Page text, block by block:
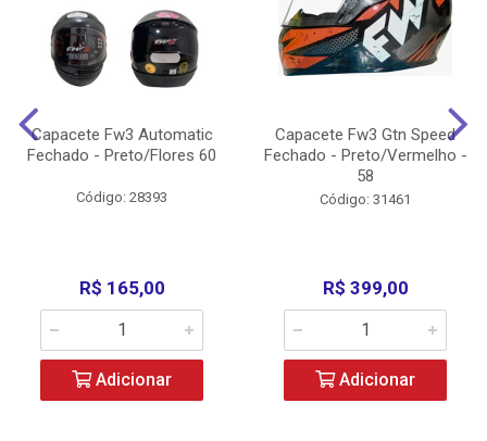
Capacete Fw3 Automatic
Fechado - Preto/Flores 60
Código: 28393
R$ 165,00
Adicionar
Capacete Fw3 Gtn Speed
Fechado - Preto/Vermelho -
58
Código: 31461
R$ 399,00
Adicionar